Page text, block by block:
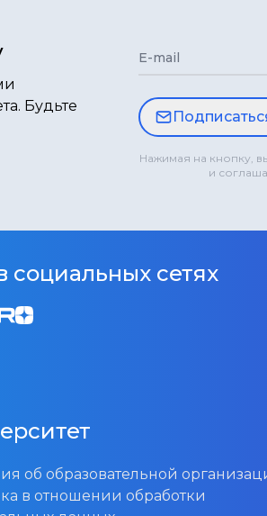
Будьте
E-mail
Нажимая на кнопку,
и
социальных сетях
об образовательной
в отношении обработки